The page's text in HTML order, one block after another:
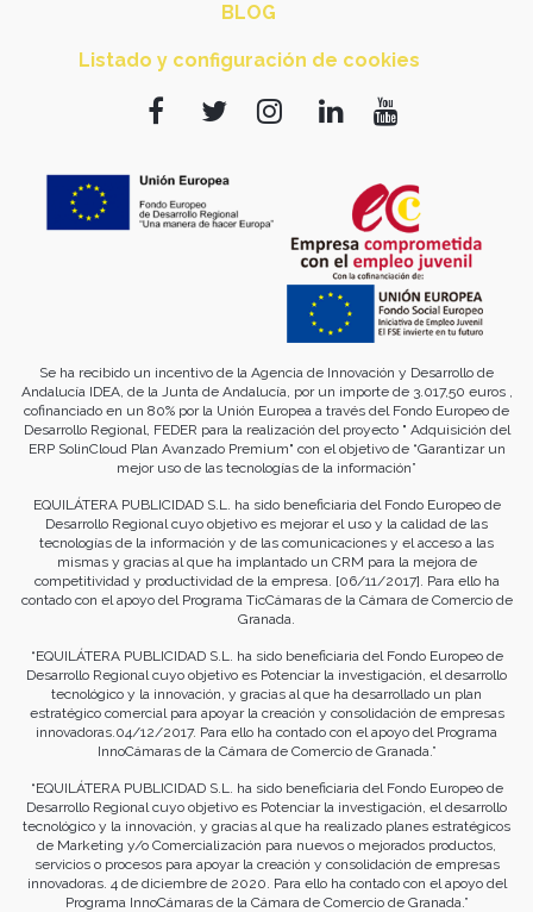
BLOG
Listado y configuración de cookies
Se ha recibido un incentivo de la Agencia de Innovación y Desarrollo de
Andalucía IDEA, de la Junta de Andalucía, por un importe de 3.017,50 euros ,
cofinanciado en un 80% por la Unión Europea a través del Fondo Europeo de
Desarrollo Regional, FEDER para la realización del proyecto " Adquisición del
ERP SolinCloud Plan Avanzado Premium" con el objetivo de “Garantizar un
mejor uso de las tecnologías de la información”
EQUILÁTERA PUBLICIDAD S.L. ha sido beneficiaria del Fondo Europeo de
Desarrollo Regional cuyo objetivo es mejorar el uso y la calidad de las
tecnologías de la información y de las comunicaciones y el acceso a las
mismas y gracias al que ha implantado un CRM para la mejora de
competitividad y productividad de la empresa. [06/11/2017]. Para ello ha
contado con el apoyo del Programa TicCámaras de la Cámara de Comercio de
Granada.
“EQUILÁTERA PUBLICIDAD S.L. ha sido beneficiaria del Fondo Europeo de
Desarrollo Regional cuyo objetivo es Potenciar la investigación, el desarrollo
tecnológico y la innovación, y gracias al que ha desarrollado un plan
estratégico comercial para apoyar la creación y consolidación de empresas
innovadoras.04/12/2017. Para ello ha contado con el apoyo del Programa
InnoCámaras de la Cámara de Comercio de Granada.”
“EQUILÁTERA PUBLICIDAD S.L. ha sido beneficiaria del Fondo Europeo de
Desarrollo Regional cuyo objetivo es Potenciar la investigación, el desarrollo
tecnológico y la innovación, y gracias al que ha realizado planes estratégicos
de Marketing y/o Comercialización para nuevos o mejorados productos,
servicios o procesos para apoyar la creación y consolidación de empresas
innovadoras. 4 de diciembre de 2020. Para ello ha contado con el apoyo del
Programa InnoCámaras de la Cámara de Comercio de Granada.”